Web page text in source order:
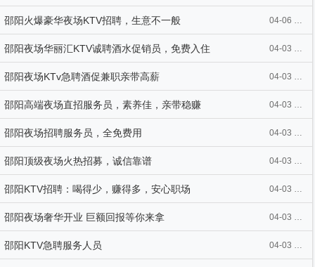
邵阳火爆豪华夜场KTV招聘，生意不一般 04-06 23:38
邵阳夜场华丽汇KTV诚聘酒水促销员，免费入住 04-03 19:52
邵阳夜场KTv急聘酒促兼职亲带高薪 04-03 19:52
邵阳高端夜场直招服务员，素养佳，亲带稳赚 04-03 19:52
邵阳夜场招聘服务员，全免费用 04-03 19:36
邵阳顶级夜场火热招募，诚信靠谱 04-03 18:03
邵阳KTV招聘：喝得少，赚得多，安心职场 04-03 18:03
邵阳夜场奢华开业 巨额回报等你来拿 04-03 18:03
邵阳KTV急聘服务人员 04-03 18:03